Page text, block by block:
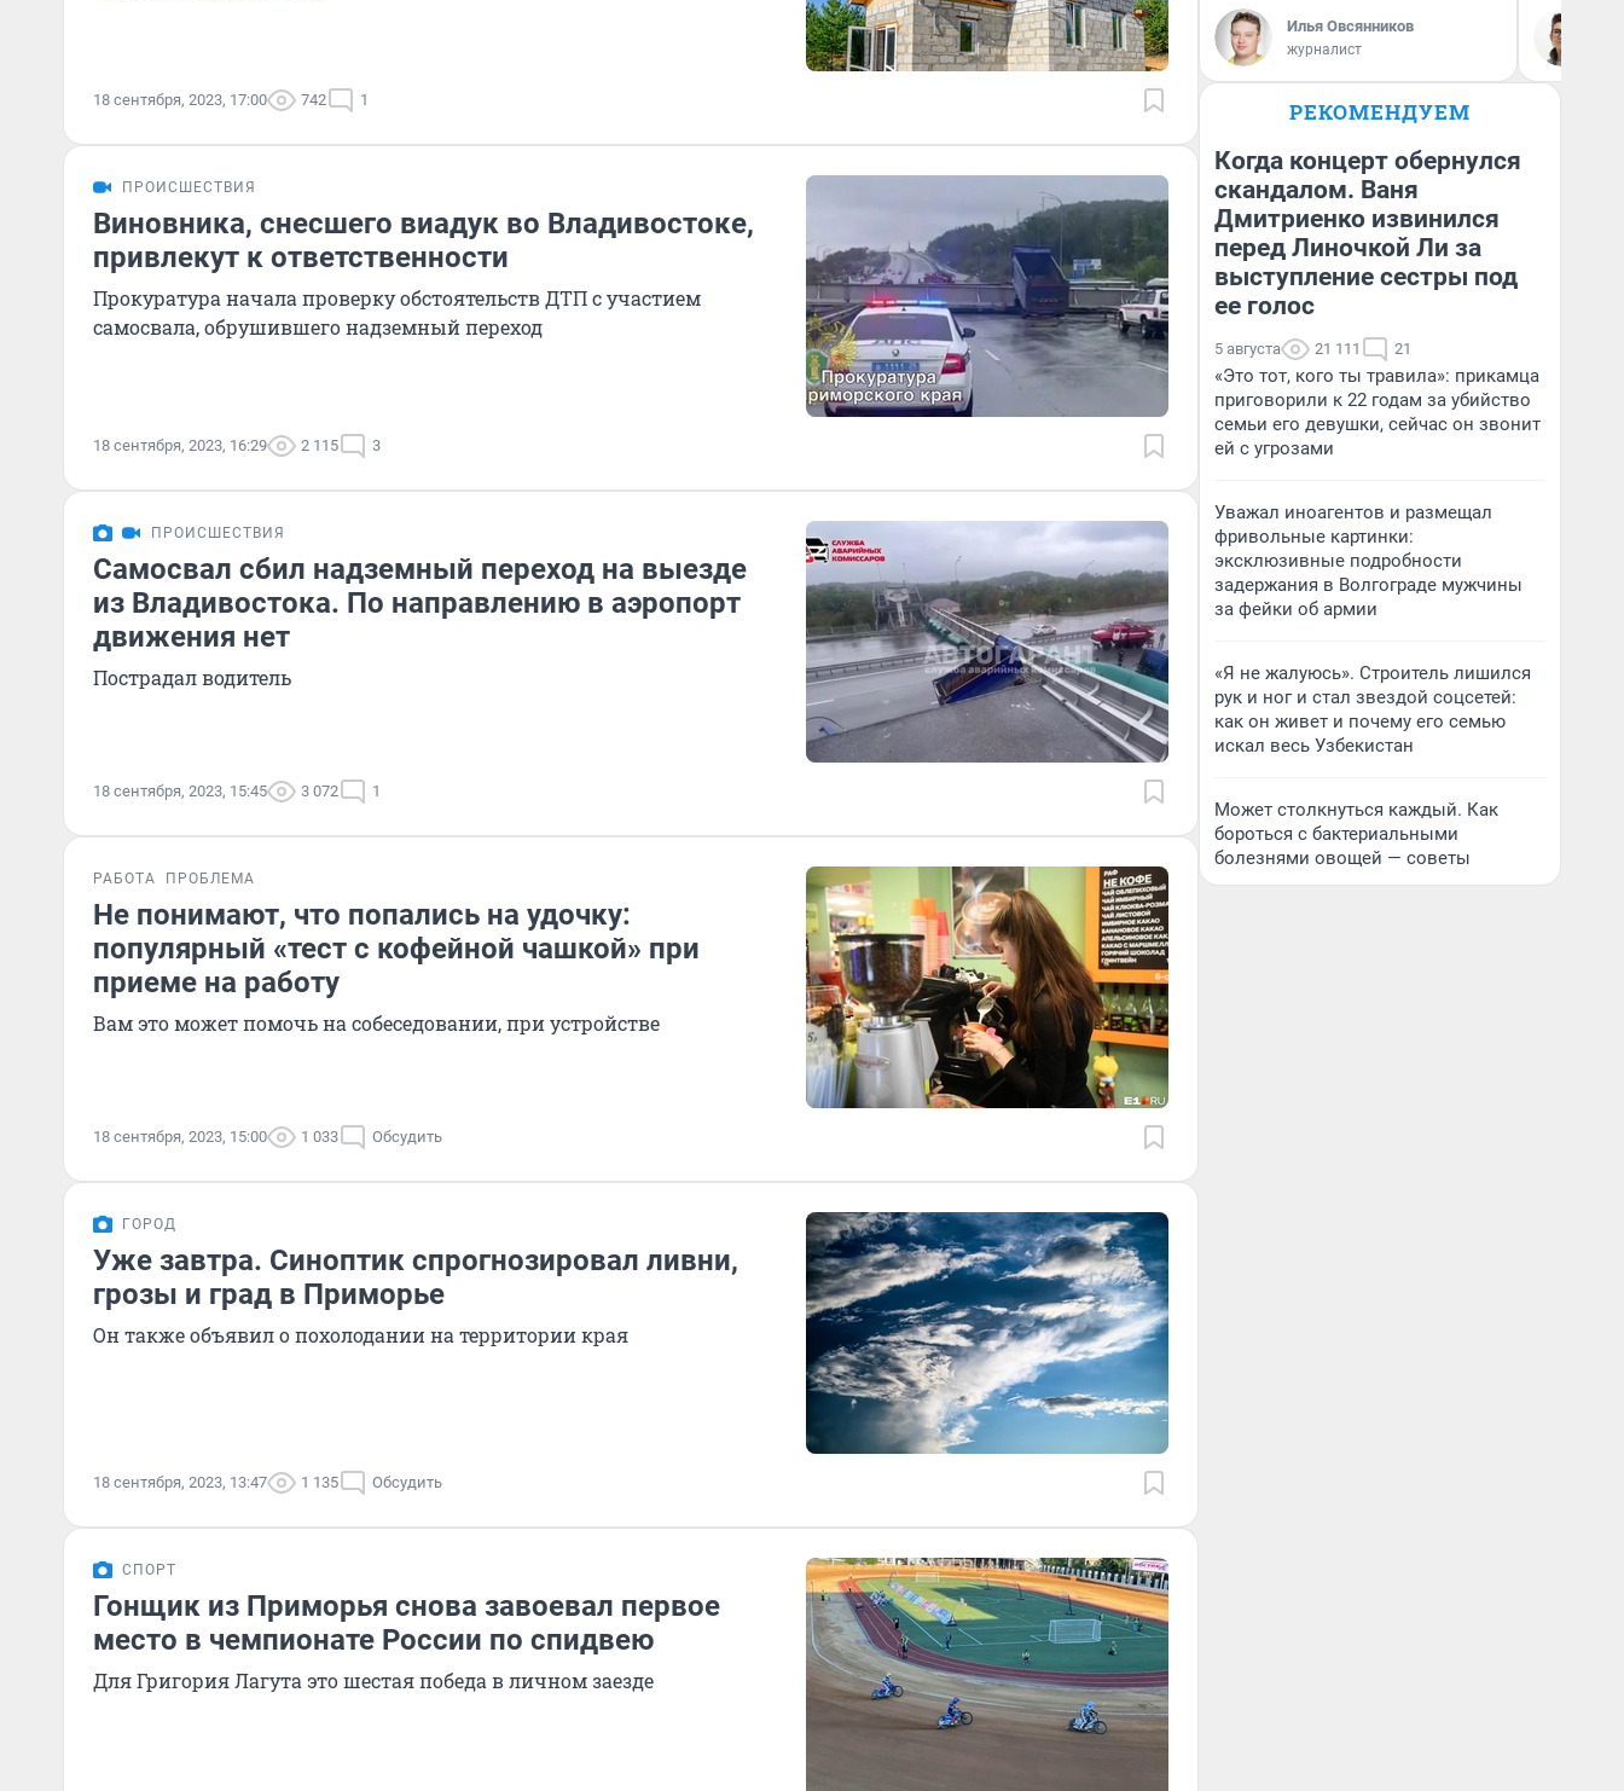
18 сентября, 2023, 17:00 742 1
ПРОИСШЕСТВИЯ
Виновника, снесшего виадук во Владивостоке,
привлекут к ответственности
Прокуратура начала проверку обстоятельств ДТП с участием
самосвала, обрушившего надземный переход
18 сентября, 2023, 16:29 2 115 3
ПРОИСШЕСТВИЯ
Самосвал сбил надземный переход на выезде
из Владивостока. По направлению в аэропорт
движения нет
Пострадал водитель
18 сентября, 2023, 15:45 3 072 1
РАБОТА ПРОБЛЕМА
Не понимают, что попались на удочку:
популярный «тест с кофейной чашкой» при
приеме на работу
Вам это может помочь на собеседовании, при устройстве
18 сентября, 2023, 15:00 1 033 Обсудить
ГОРОД
Уже завтра. Синоптик спрогнозировал ливни,
грозы и град в Приморье
Он также объявил о похолодании на территории края
18 сентября, 2023, 13:47 1 135 Обсудить
СПОРТ
Гонщик из Приморья снова завоевал первое
место в чемпионате России по спидвею
Для Григория Лагута это шестая победа в личном заезде
Илья Овсянников
журналист
РЕКОМЕНДУЕМ
Когда концерт обернулся
скандалом. Ваня
Дмитриенко извинился
перед Линочкой Ли за
выступление сестры под
ее голос
5 августа 21 111 21
«Это тот, кого ты травила»: прикамца
приговорили к 22 годам за убийство
семьи его девушки, сейчас он звонит
ей с угрозами
Уважал иноагентов и размещал
фривольные картинки:
эксклюзивные подробности
задержания в Волгограде мужчины
за фейки об армии
«Я не жалуюсь». Строитель лишился
рук и ног и стал звездой соцсетей:
как он живет и почему его семью
искал весь Узбекистан
Может столкнуться каждый. Как
бороться с бактериальными
болезнями овощей — советы